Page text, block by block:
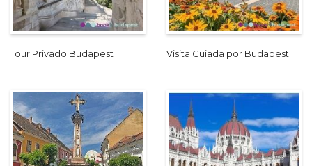
Tour Privado Budapest Visita Guiada por Budapest